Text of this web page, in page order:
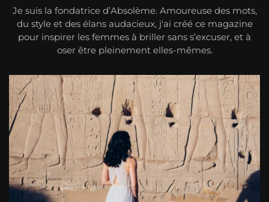
Je suis la fondatrice d’Absolème. Amoureuse des mots,
du style et des élans audacieux, j'ai créé ce magazine
pour inspirer les femmes à briller sans s’excuser, et à
oser être pleinement elles-mêmes.